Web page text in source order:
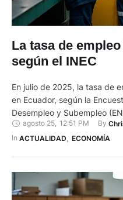
La tasa de
según el INEC
En julio de 2025, la tasa de
en Ecuador, según la
Desempleo y Subempleo
elaborada por el Instituto
(INEC). De acuerdo con
agosto 25, 12:51 PM By
In ACTUALIDAD ECONOMÍA